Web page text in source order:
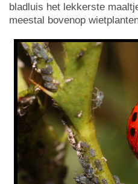
bladluis het lekkerste
meestal bovenop